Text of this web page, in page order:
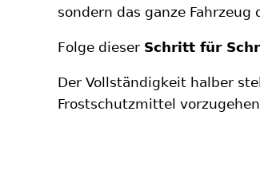
sondern das ganze Fahrzeug
Folge dieser Schritt für
Der Vollständigkeit halber
Frostschutzmittel